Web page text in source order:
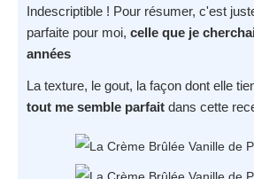
Indescriptible ! Pour résumer, c'est
parfaite pour moi, celle que je
années
La texture, le gout, la façon dont elle
tout me semble parfait dans cette